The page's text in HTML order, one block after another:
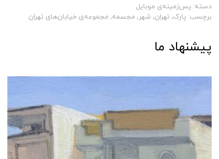
دسته: پس‌زمینه‌ی موبایل
برچسب: پارک, تهران, شهر , مجسمه, مجموعه‌ی خیابان‌های تهران
پیشنهاد ما